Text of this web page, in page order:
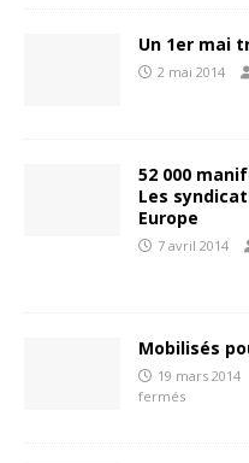
Un 1er mai
2 mai 2014
52 000
Les
Europe
7 avril 2014
Mobilisés
19 mars 2014
fermés